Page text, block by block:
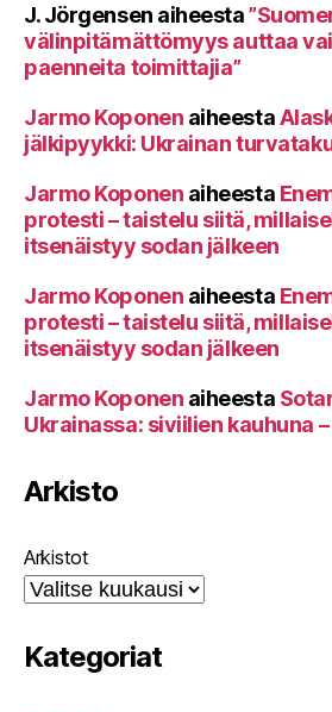
J. Jörgensen aiheesta
välinpitämättömyys auttaa
paenneita toimittajia”
Jarmo Koponen aiheesta
jälkipyykki: Ukrainan
Jarmo Koponen aiheesta
protesti – taistelu siitä,
itsenäistyy sodan jälkeen
Jarmo Koponen aiheesta
protesti – taistelu siitä,
itsenäistyy sodan jälkeen
Jarmo Koponen aiheesta
Ukrainassa: siviilien kauhuna
Arkisto
Arkistot
Kategoriat